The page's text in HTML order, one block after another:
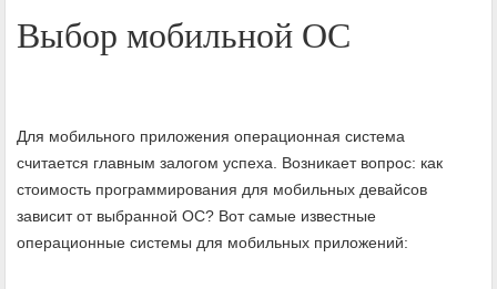
Выбор мобильной ОС
Для мобильного приложения операционная система
считается главным залогом успеха. Возникает вопрос: как
стоимость программирования для мобильных девайсов
зависит от выбранной ОС? Вот самые известные
операционные системы для мобильных приложений: